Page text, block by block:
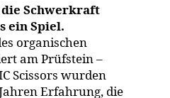
Schwerkraft
ein Spiel.
organischen
am Prüfstein –
Scissors wurden
Erfahrung, die